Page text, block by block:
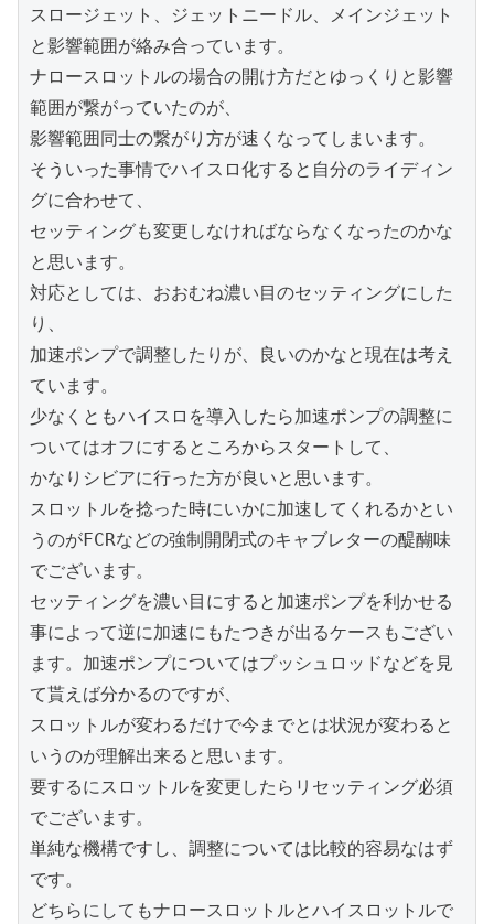
スロージェット、ジェットニードル、メインジェット
と影響範囲が絡み合っています。
ナロースロットルの場合の開け方だとゆっくりと影響
範囲が繋がっていたのが、
影響範囲同士の繋がり方が速くなってしまいます。
そういった事情でハイスロ化すると自分のライディン
グに合わせて、
セッティングも変更しなければならなくなったのかな
と思います。
対応としては、おおむね濃い目のセッティングにした
り、
加速ポンプで調整したりが、良いのかなと現在は考え
ています。
少なくともハイスロを導入したら加速ポンプの調整に
ついてはオフにするところからスタートして、
かなりシビアに行った方が良いと思います。
スロットルを捻った時にいかに加速してくれるかとい
うのがFCRなどの強制開閉式のキャブレターの醍醐味
でございます。
セッティングを濃い目にすると加速ポンプを利かせる
事によって逆に加速にもたつきが出るケースもござい
ます。加速ポンプについてはプッシュロッドなどを見
て貰えば分かるのですが、
スロットルが変わるだけで今までとは状況が変わると
いうのが理解出来ると思います。
要するにスロットルを変更したらリセッティング必須
でございます。
単純な機構ですし、調整については比較的容易なはず
です。
どちらにしてもナロースロットルとハイスロットルで